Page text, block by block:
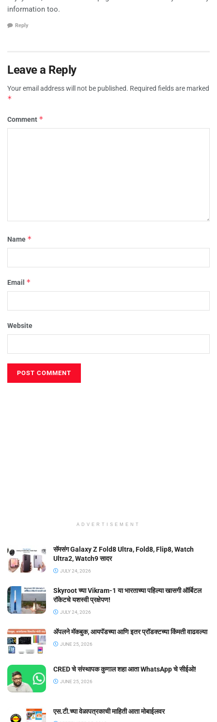
information too.
Reply
Leave a Reply
Your email address will not be published. Required fields are marked
*
Comment *
Name *
Email *
Website
ADVERTISEMENT
सॅमसंग Galaxy Z Fold8 Ultra, Fold8, Flip8, Watch
Ultra2, Watch9 सादर
JULY 24, 2026
Skyroot च्या Vikram-1 या भारताच्या पहिल्या खासगी ऑर्बिटल
रॉकेटचे यशस्वी प्रक्षेपण!
JULY 24, 2026
ॲपलने मॅकबुक, आयपॅडच्या आणि इतर प्रॉडक्टच्या किंमती वाढवल्या
JUNE 25, 2026
CRED चे संस्थापक कुणाल शहा आता WhatsApp चे सीईओ!
JUNE 25, 2026
एस.टी.च्या वेळापत्रकाची माहिती आता मोबाईलवर